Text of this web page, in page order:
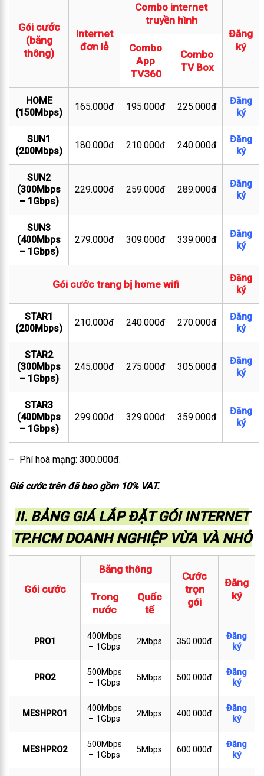
Gói cước
(băng
thông)
Internet
đơn lẻ
Combo internet
truyền hình
Đăng
ký
Combo
App
TV360
Combo
TV Box
HOME
(150Mbps)
165.000đ 195.000đ 225.000đ
Đăng
ký
SUN1
(200Mbps)
180.000đ 210.000đ 240.000đ
Đăng
ký
SUN2
(300Mbps
– 1Gbps)
229.000đ 259.000đ 289.000đ
Đăng
ký
SUN3
(400Mbps
– 1Gbps)
279.000đ 309.000đ 339.000đ
Đăng
ký
Gói cước trang bị home wifi
Đăng
ký
STAR1
(200Mbps)
210.000đ 240.000đ 270.000đ
Đăng
ký
STAR2
(300Mbps
– 1Gbps)
245.000đ 275.000đ 305.000đ
Đăng
ký
STAR3
(400Mbps
– 1Gbps)
299.000đ 329.000đ 359.000đ
Đăng
ký
– Phí hoà mạng: 300.000đ.
Giá cước trên đã bao gồm 10% VAT.
II. BẢNG GIÁ LẮP ĐẶT GÓI INTERNET
TP.HCM DOANH NGHIỆP VỪA VÀ NHỎ
Gói cước
Băng thông
Cước
trọn
gói
Đăng
ký
Trong
nước
Quốc
tế
PRO1
400Mbps
– 1Gbps
2Mbps 350.000đ
Đăng
ký
PRO2
500Mbps
– 1Gbps
5Mbps 500.000đ
Đăng
ký
MESHPRO1
400Mbps
– 1Gbps
2Mbps 400.000đ
Đăng
ký
MESHPRO2
500Mbps
– 1Gbps
5Mbps 600.000đ
Đăng
ký